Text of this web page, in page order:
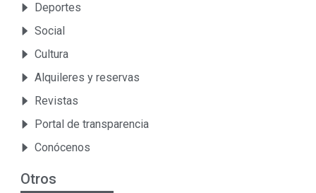
Deportes
Social
Cultura
Alquileres y reservas
Revistas
Portal de transparencia
Conócenos
Otros